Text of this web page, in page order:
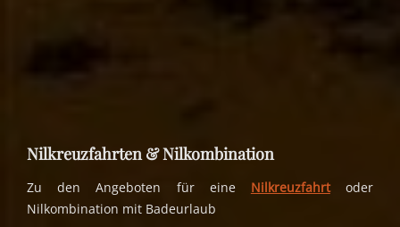
Nilkreuzfahrten & Nilkombination
Zu den Angeboten für eine Nilkreuzfahrtoder
Nilkombination mit Badeurlaub